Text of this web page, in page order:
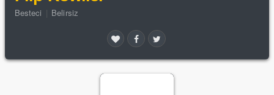
Besteci Belirsiz